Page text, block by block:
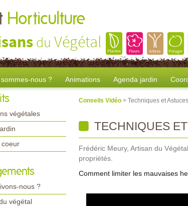
Horticulture
du Végétal
nous ? Animations Agenda jardin
végétales
coeur
nous ?
végétal
Conseils Vidéo > Techniques et
TECHNIQUES
Frédéric Meury, Artisan du
propriétés.
Comment limiter les mauvaises